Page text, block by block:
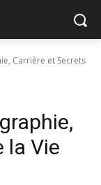
Carrière et Secrets
la Vie